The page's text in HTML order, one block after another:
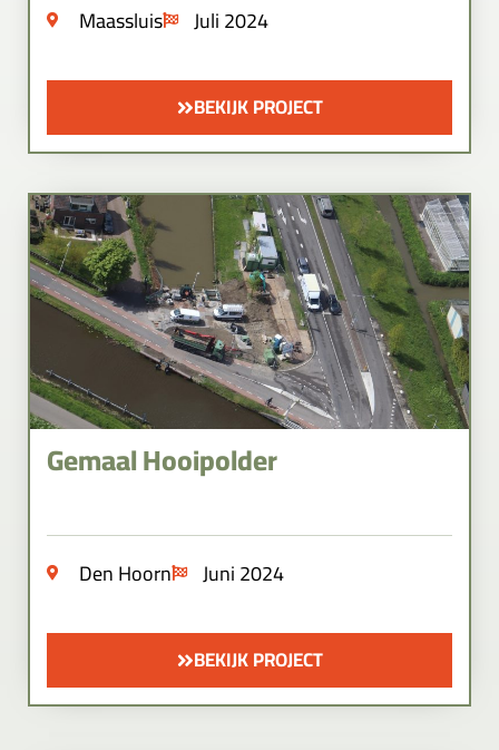
Maassluis Juli 2024
BEKIJK PROJECT
Gemaal Hooipolder
Den Hoorn Juni 2024
BEKIJK PROJECT